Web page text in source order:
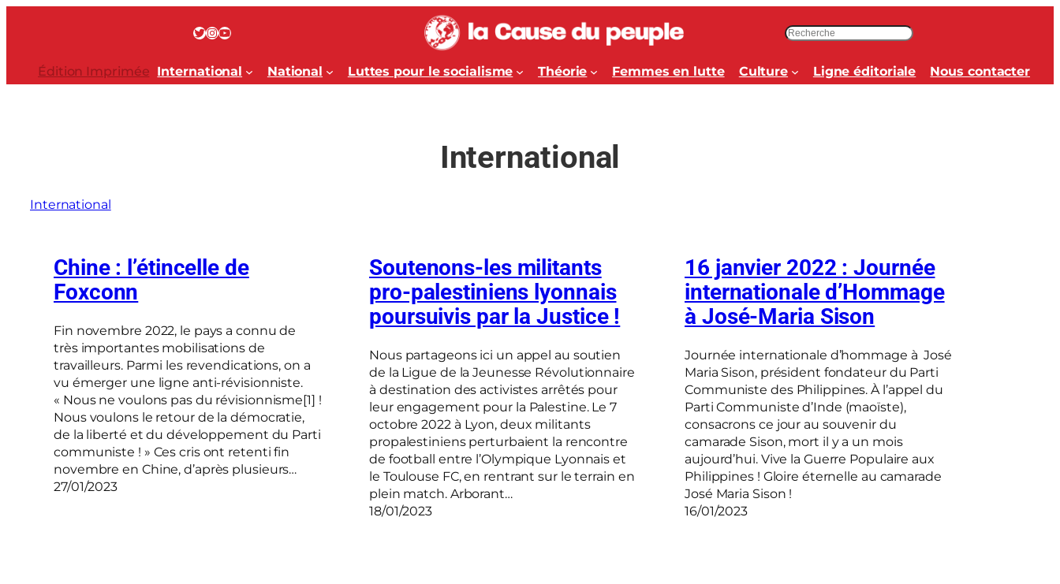
Twitter InstagramYouTube
c
h
Édition Imprimée International National Luttes pour le socialisme Théorie Femmes en lutte Culture Ligne éditoriale Nous contacter
International
International
Chine : l’étincelle de
Foxconn
Fin novembre 2022, le pays a connu de
très importantes mobilisations de
travailleurs. Parmi les revendications, on a
vu émerger une ligne anti-révisionniste.
« Nous ne voulons pas du révisionnisme[1] !
Nous voulons le retour de la démocratie,
de la liberté et du développement du Parti
communiste ! » Ces cris ont retenti fin
novembre en Chine, d’après plusieurs…
27/01/2023
Soutenons-les militants
pro-palestiniens lyonnais
poursuivis par la Justice !
Nous partageons ici un appel au soutien
de la Ligue de la Jeunesse Révolutionnaire
à destination des activistes arrêtés pour
leur engagement pour la Palestine. Le 7
octobre 2022 à Lyon, deux militants
propalestiniens perturbaient la rencontre
de football entre l’Olympique Lyonnais et
le Toulouse FC, en rentrant sur le terrain en
plein match. Arborant…
18/01/2023
16 janvier 2022 : Journée
internationale d’Hommage
à José-Maria Sison
Journée internationale d’hommage à José
Maria Sison, président fondateur du Parti
Communiste des Philippines. À l’appel du
Parti Communiste d’Inde (maoïste),
consacrons ce jour au souvenir du
camarade Sison, mort il y a un mois
aujourd’hui. Vive la Guerre Populaire aux
Philippines ! Gloire éternelle au camarade
José Maria Sison !
16/01/2023